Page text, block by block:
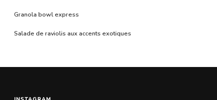
Granola bowl express
Salade de raviolis aux accents exotiques